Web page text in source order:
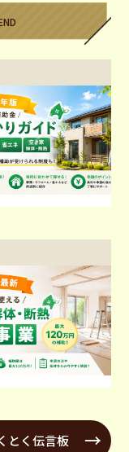
とく伝言板